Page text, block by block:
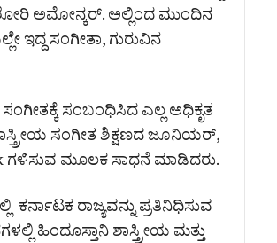
ಅಮೋನ್ಕರ್. ಅಲ್ಲಿಂದ ಮುಂದಿನ
ಸಂಗೀತಾ, ಗುರುವಿನ
ಸಂಬಂಧಿಸಿದ ಎಲ್ಲ ಅಧಿಕೃತ
ಶಾಸ್ತ್ರೀಯ ಸಂಗೀತ ಶಿಕ್ಷಣದ ಜೂನಿಯರ್,
ಗಳಿಸುವ ಮೂಲಕ ಸಾಧನೆ ಮಾಡಿದರು.
ಕರ್ನಾಟಕ ರಾಜ್ಯವನ್ನು ಪ್ರತಿನಿಧಿಸುವ
ಹಿಂದೂಸ್ತಾನಿ ಶಾಸ್ತ್ರೀಯ ಮತ್ತು